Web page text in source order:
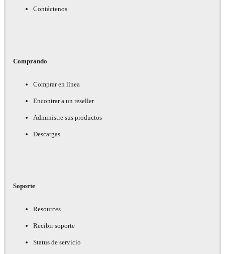
Contáctenos
Comprando
Comprar en línea
Encontrar a un reseller
Administre sus productos
Descargas
Soporte
Resources
Recibir soporte
Status de servicio